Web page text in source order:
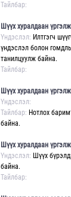
Тайлбар:
Шүүх хуралдаан
Үндэслэл: Илтгэгч
үндэслэл болон
танилцуулж байна.
Тайлбар:
Шүүх хуралдаан
Үндэслэл:
Тайлбар: Нотлох
байна.
Шүүх хуралдаан
Үндэслэл: Шүүх
байна.
Тайлбар: